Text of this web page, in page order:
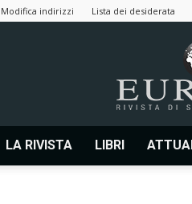
Modifica indirizzi Lista dei desiderata
LA RIVISTA LIBRI